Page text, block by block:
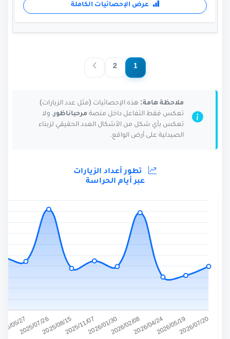
عرض الإحصائيات الكاملة
1
2
ملاحظة هامة: هذه الإحصائيات (مثل عدد الزيارات)
تعكس فقط التفاعل داخل منصة مرحباناظور، ولا
تعكس بأي شكل من الأشكال العدد الحقيقي لزبناء
الصيدلية على أرض الواقع.
تطور أعداد الزيارات
عبر أيام الحراسة